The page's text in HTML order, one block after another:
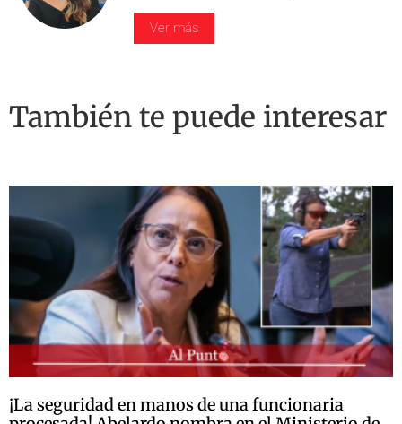
Ver más
También te puede interesar
¡La seguridad en manos de una funcionaria